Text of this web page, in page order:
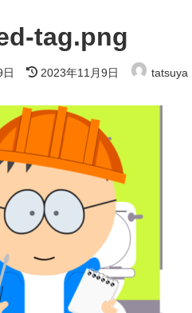
tag.png
最
終
新
時
:
2023年11月9日 tatsuya